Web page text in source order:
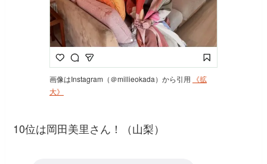
画像はInstagram（＠millieokada）から引用
《拡
大》
10位は岡田美里さん！（山梨）